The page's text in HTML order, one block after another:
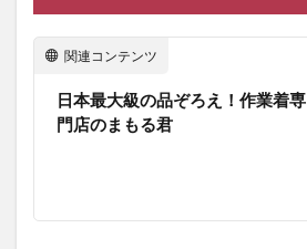
関連コンテンツ
日本最大級の品ぞろえ！作業着専
門店のまもる君